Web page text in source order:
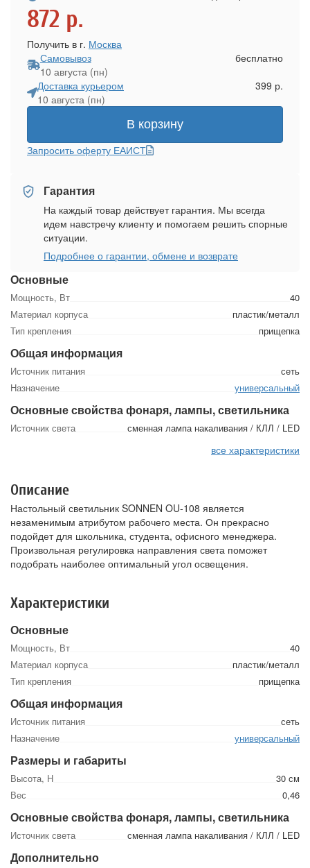
Основные
Мощность, Вт
40
Материал корпуса
пластик/металл
Тип крепления
прищепка
Общая информация
Источник питания
сеть
Назначение
универсальный
Основные свойства фонаря, лампы, светильника
Источник света сменная лампа накаливания / КЛЛ / LED
все характеристики
872 р.
Получить в г. Москва
Самовывоз
10 августа (пн)
бесплатно
Доставка курьером
10 августа (пн)
399 р.
В корзину
Запросить оферту ЕАИСТ
Гарантия
На каждый товар действует гарантия. Мы всегда
идем навстречу клиенту и помогаем решить спорные
ситуации.
Подробнее о гарантии, обмене и возврате
Описание
Настольный светильник SONNEN OU-108 является
незаменимым атрибутом рабочего места. Он прекрасно
подойдет для школьника, студента, офисного менеджера.
Произвольная регулировка направления света поможет
подобрать наиболее оптимальный угол освещения.
Характеристики
Основные
Мощность, Вт
40
Материал корпуса
пластик/металл
Тип крепления
прищепка
Общая информация
Источник питания
сеть
Назначение
универсальный
Размеры и габариты
Высота, Н
30 см
Вес
0,46
Основные свойства фонаря, лампы, светильника
Источник света сменная лампа накаливания / КЛЛ / LED
Дополнительно